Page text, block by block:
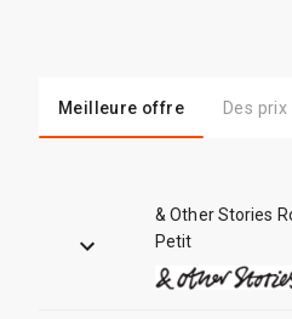
Meilleure offre Des prix
& Other Stories
Petit